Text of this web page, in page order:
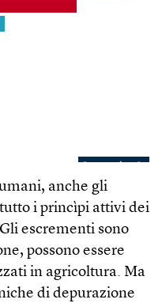
anche gli
i princìpi attivi dei
escrementi sono
possono essere
in agricoltura. Ma
di depurazione